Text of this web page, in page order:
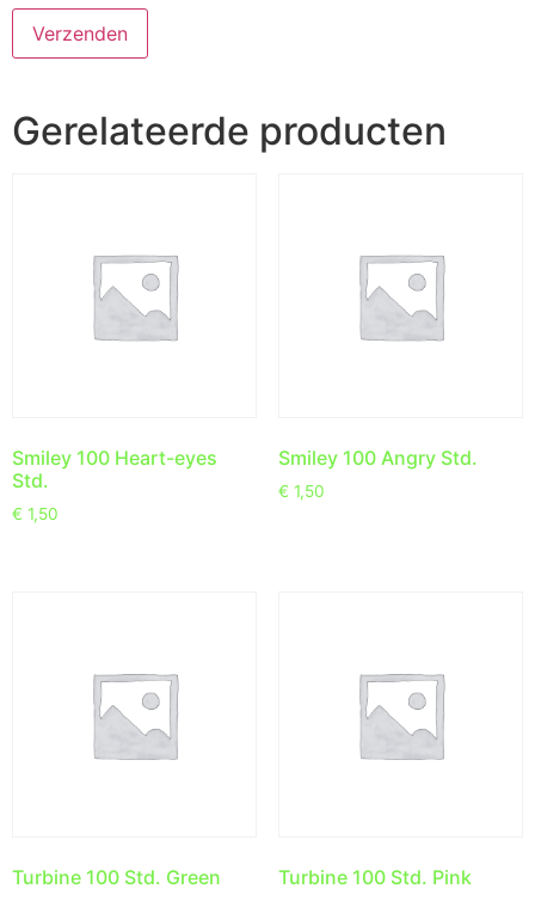
Gerelateerde producten
Smiley 100 Heart-eyes
Std.
€ 1,50
Smiley 100 Angry Std.
€ 1,50
Turbine 100 Std. Green Turbine 100 Std. Pink